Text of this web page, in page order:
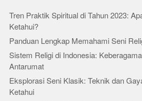
Tren Praktik Spiritual di Tahun 2023:
Ketahui?
Panduan Lengkap Memahami Seni
Sistem Religi di Indonesia:
Antarumat
Eksplorasi Seni Klasik: Teknik dan
Ketahui